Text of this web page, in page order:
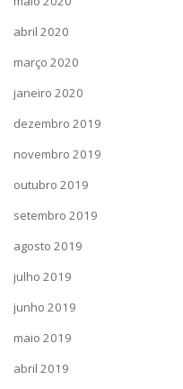
abril 2020
março 2020
janeiro 2020
dezembro 2019
novembro 2019
outubro 2019
setembro 2019
agosto 2019
julho 2019
junho 2019
maio 2019
abril 2019